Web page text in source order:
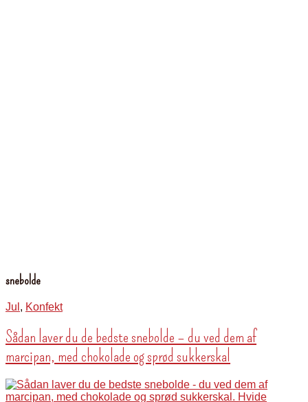
snebolde
Jul , Konfekt
Sådan laver du de bedste snebolde – du ved dem af
marcipan, med chokolade og sprød sukkerskal